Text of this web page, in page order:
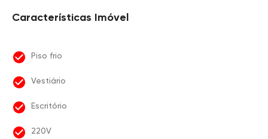
Características Imóvel
Piso frio
Vestiário
Escritório
220V